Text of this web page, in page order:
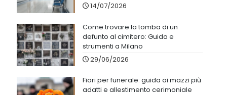
14/07/2026
Come trovare la tomba di un
defunto al cimitero: Guida e
strumenti a Milano
29/06/2026
Fiori per funerale: guida ai mazzi più
adatti e allestimento cerimoniale